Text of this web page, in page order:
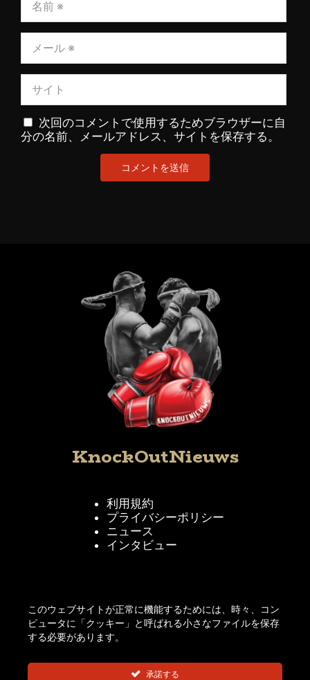
次回のコメントで使用するためブラウザーに自
分の名前、メールアドレス、サイトを保存する。
KnockOutNieuws
利用規約
プライバシーポリシー
ニュース
インタビュー
このウェブサイトが正常に機能するためには、時々、コン
ピュータに「クッキー」と呼ばれる小さなファイルを保存
する必要があります。
承諾する